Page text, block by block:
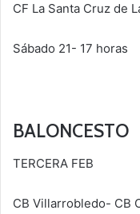
CF La Santa Cruz de
Sábado 21- 17 horas
BALONCESTO
TERCERA FEB
CB Villarrobledo- CB